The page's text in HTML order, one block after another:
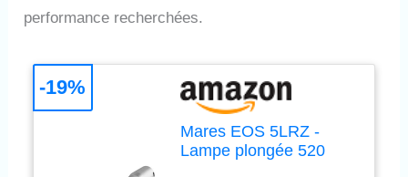
performance recherchées.
Mares EOS 5LRZ -
Lampe plongée 520
-19%